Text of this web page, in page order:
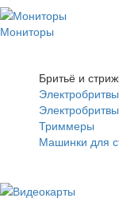
Мониторы
Бритьё и
Электробритвы
Триммеры
Машинки для